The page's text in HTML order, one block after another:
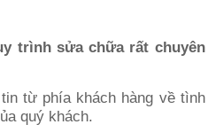
trình sửa chữa rất chuyên
từ phía khách hàng về tình
quý khách.